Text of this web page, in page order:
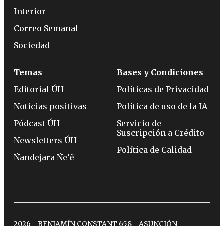
Interior
Correo Semanal
Sociedad
Temas
Editorial ÚH
Noticias positivas
Pódcast ÚH
Newsletters ÚH
Ñandejara Ñe’ẽ
Bases y Condiciones
Políticas de Privacidad
Política de uso de la IA
Servicio de
Suscripción a Crédito
Política de Calidad
2026 - BENJAMÍN CONSTANT 658 - ASUNCIÓN -